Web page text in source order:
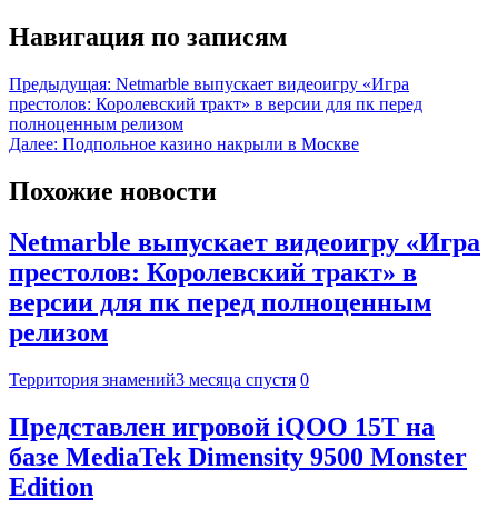
Навигация по записям
Предыдущая: Netmarble выпускает видеоигру «Игра
престолов: Королевский тракт» в версии для пк перед
полноценным релизом
Далее: Подпольное казино накрыли в Москве
Похожие новости
Netmarble выпускает видеоигру «Игра
престолов: Королевский тракт» в
версии для пк перед полноценным
релизом
Территория знамений3 месяца спустя 0
Представлен игровой iQOO 15T на
базе MediaTek Dimensity 9500 Monster
Edition